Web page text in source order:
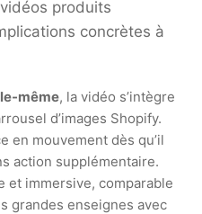
produits
concrètes à
même, la vidéo s’intègre
d’images Shopify.
en mouvement dès qu’il
action supplémentaire.
et immersive, comparable
grandes enseignes avec